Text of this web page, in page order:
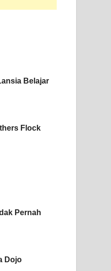
Belajar
Flock
Pernah
Dojo